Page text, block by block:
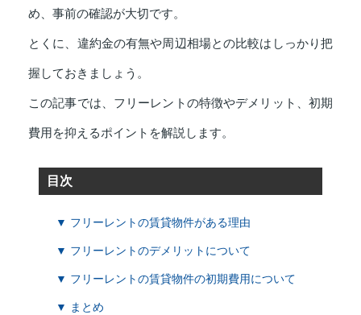
め、事前の確認が大切です。
とくに、違約金の有無や周辺相場との比較はしっかり把
握しておきましょう。
この記事では、フリーレントの特徴やデメリット、初期
費用を抑えるポイントを解説します。
目次
▼ フリーレントの賃貸物件がある理由
▼ フリーレントのデメリットについて
▼ フリーレントの賃貸物件の初期費用について
▼ まとめ